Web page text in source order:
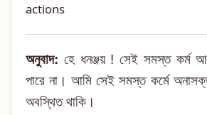
actions
অনুবাদ: হে ধনঞ্জয় ! সেই সমস্ত কর্ম
পারে না। আমি সেই সমস্ত কর্মে
অবস্থিত থাকি।